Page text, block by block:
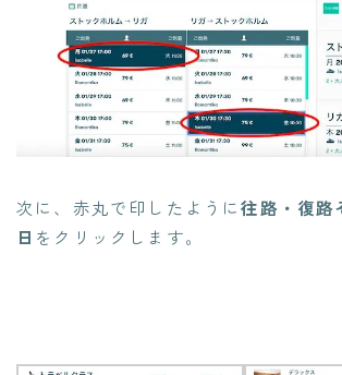
次に、赤丸で印したように往路・復路
日 をクリックします。